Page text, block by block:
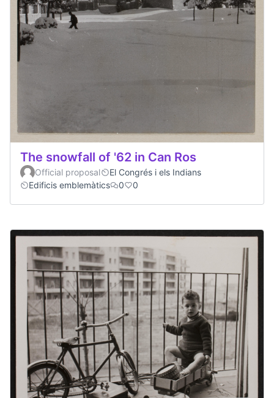
The snowfall of '62 in Can Ros
Official proposal
El Congrés i els Indians
Edificis emblemàtics
0 0